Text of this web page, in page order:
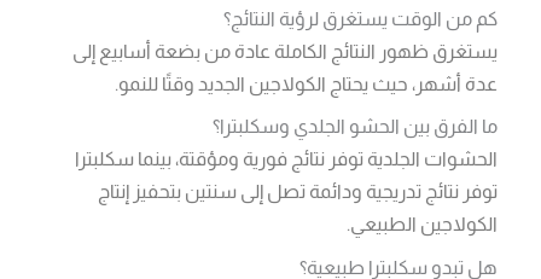
كم من الوقت يستغرق لرؤية النتائج؟
يستغرق ظهور النتائج الكاملة عادة من بضعة أسابيع إلى
عدة أشهر، حيث يحتاج الكولاجين الجديد وقتًا للنمو.
ما الفرق بين الحشو الجلدي وسكلبترا؟
الحشوات الجلدية توفر نتائج فورية ومؤقتة، بينما سكلبترا
توفر نتائج تدريجية ودائمة تصل إلى سنتين بتحفيز إنتاج
الكولاجين الطبيعي.
هل تبدو سكلبترا طبيعية؟